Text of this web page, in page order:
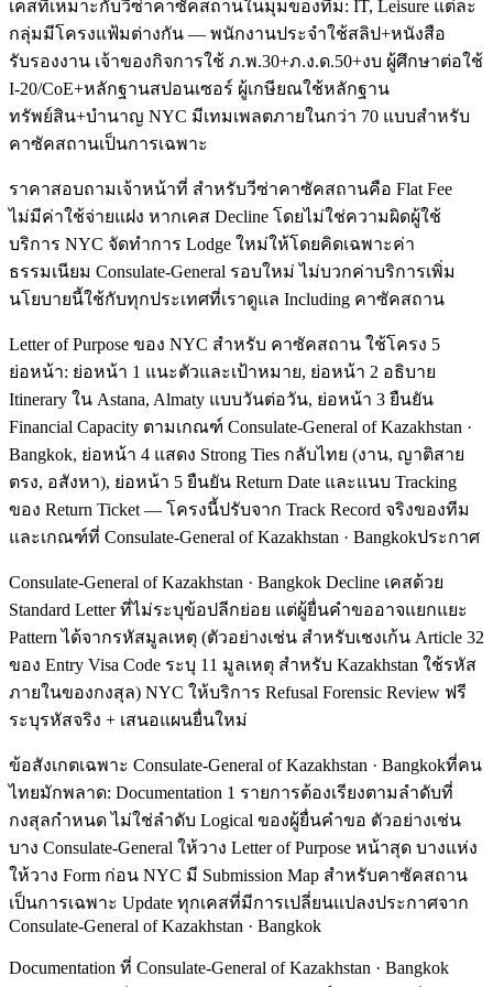
เคสที่เหมาะกับวีซ่าคาซัคสถานในมุมของทีม: IT, Leisure แต่ละ
กลุ่มมีโครงแฟ้มต่างกัน — พนักงานประจำใช้สลิป+หนังสือ
รับรองงาน เจ้าของกิจการใช้ ภ.พ.30+ภ.ง.ด.50+งบ ผู้ศึกษาต่อใช้
I-20/CoE+หลักฐานสปอนเซอร์ ผู้เกษียณใช้หลักฐาน
ทรัพย์สิน+บำนาญ NYC มีเทมเพลตภายในกว่า 70 แบบสำหรับ
คาซัคสถานเป็นการเฉพาะ
ราคาสอบถามเจ้าหน้าที่ สำหรับวีซ่าคาซัคสถานคือ Flat Fee
ไม่มีค่าใช้จ่ายแฝง หากเคส Decline โดยไม่ใช่ความผิดผู้ใช้
บริการ NYC จัดทำการ Lodge ใหม่ให้โดยคิดเฉพาะค่า
ธรรมเนียม Consulate-General รอบใหม่ ไม่บวกค่าบริการเพิ่ม
นโยบายนี้ใช้กับทุกประเทศที่เราดูแล Including คาซัคสถาน
Letter of Purpose ของ NYC สำหรับ คาซัคสถาน ใช้โครง 5
ย่อหน้า: ย่อหน้า 1 แนะตัวและเป้าหมาย, ย่อหน้า 2 อธิบาย
Itinerary ใน Astana, Almaty แบบวันต่อวัน, ย่อหน้า 3 ยืนยัน
Financial Capacity ตามเกณฑ์ Consulate-General of Kazakhstan ·
Bangkok, ย่อหน้า 4 แสดง Strong Ties กลับไทย (งาน, ญาติสาย
ตรง, อสังหา), ย่อหน้า 5 ยืนยัน Return Date และแนบ Tracking
ของ Return Ticket — โครงนี้ปรับจาก Track Record จริงของทีม
และเกณฑ์ที่ Consulate-General of Kazakhstan · Bangkokประกาศ
Consulate-General of Kazakhstan · Bangkok Decline เคสด้วย
Standard Letter ที่ไม่ระบุข้อปลีกย่อย แต่ผู้ยื่นคำขออาจแยกแยะ
Pattern ได้จากรหัสมูลเหตุ (ตัวอย่างเช่น สำหรับเชงเก้น Article 32
ของ Entry Visa Code ระบุ 11 มูลเหตุ สำหรับ Kazakhstan ใช้รหัส
ภายในของกงสุล) NYC ให้บริการ Refusal Forensic Review ฟรี
ระบุรหัสจริง + เสนอแผนยื่นใหม่
ข้อสังเกตเฉพาะ Consulate-General of Kazakhstan · Bangkokที่คน
ไทยมักพลาด: Documentation 1 รายการต้องเรียงตามลำดับที่
กงสุลกำหนด ไม่ใช่ลำดับ Logical ของผู้ยื่นคำขอ ตัวอย่างเช่น
บาง Consulate-General ให้วาง Letter of Purpose หน้าสุด บางแห่ง
ให้วาง Form ก่อน NYC มี Submission Map สำหรับคาซัคสถาน
เป็นการเฉพาะ Update ทุกเคสที่มีการเปลี่ยนแปลงประกาศจาก
Consulate-General of Kazakhstan · Bangkok
Documentation ที่ Consulate-General of Kazakhstan · Bangkok